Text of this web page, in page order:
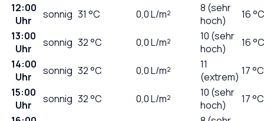
12:00
Uhr
sonnig 31 °C 0,0L/m²
8 (sehr
hoch)
16 °C
13:00
Uhr
sonnig 32°C 0,0L/m²
10 (sehr
hoch)
16 °C
14:00
Uhr
sonnig 32°C 0,0L/m²
11
(extrem) 17 °C
15:00
Uhr
sonnig 32°C 0,0L/m²
10 (sehr
hoch)
17 °C